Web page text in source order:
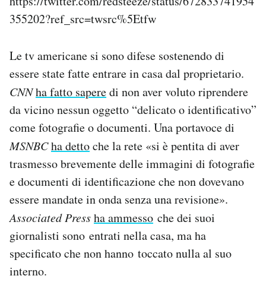
355202?ref_src=twsrc%5Etfw
Le tv americane si sono difese sostenendo di
essere state fatte entrare in casa dal proprietario.
CNNha fatto saperedi non aver voluto riprendere
da vicino nessun oggetto “delicato o identificativo”
come fotografie o documenti. Una portavoce di
MSNBCha dettoche la rete «si è pentita di aver
trasmesso brevemente delle immagini di fotografie
e documenti di identificazione che non dovevano
essere mandate in onda senza una revisione».
Associated Pressha ammesso che dei suoi
giornalisti sono entrati nella casa, ma ha
specificato che non hanno toccato nulla al suo
interno.